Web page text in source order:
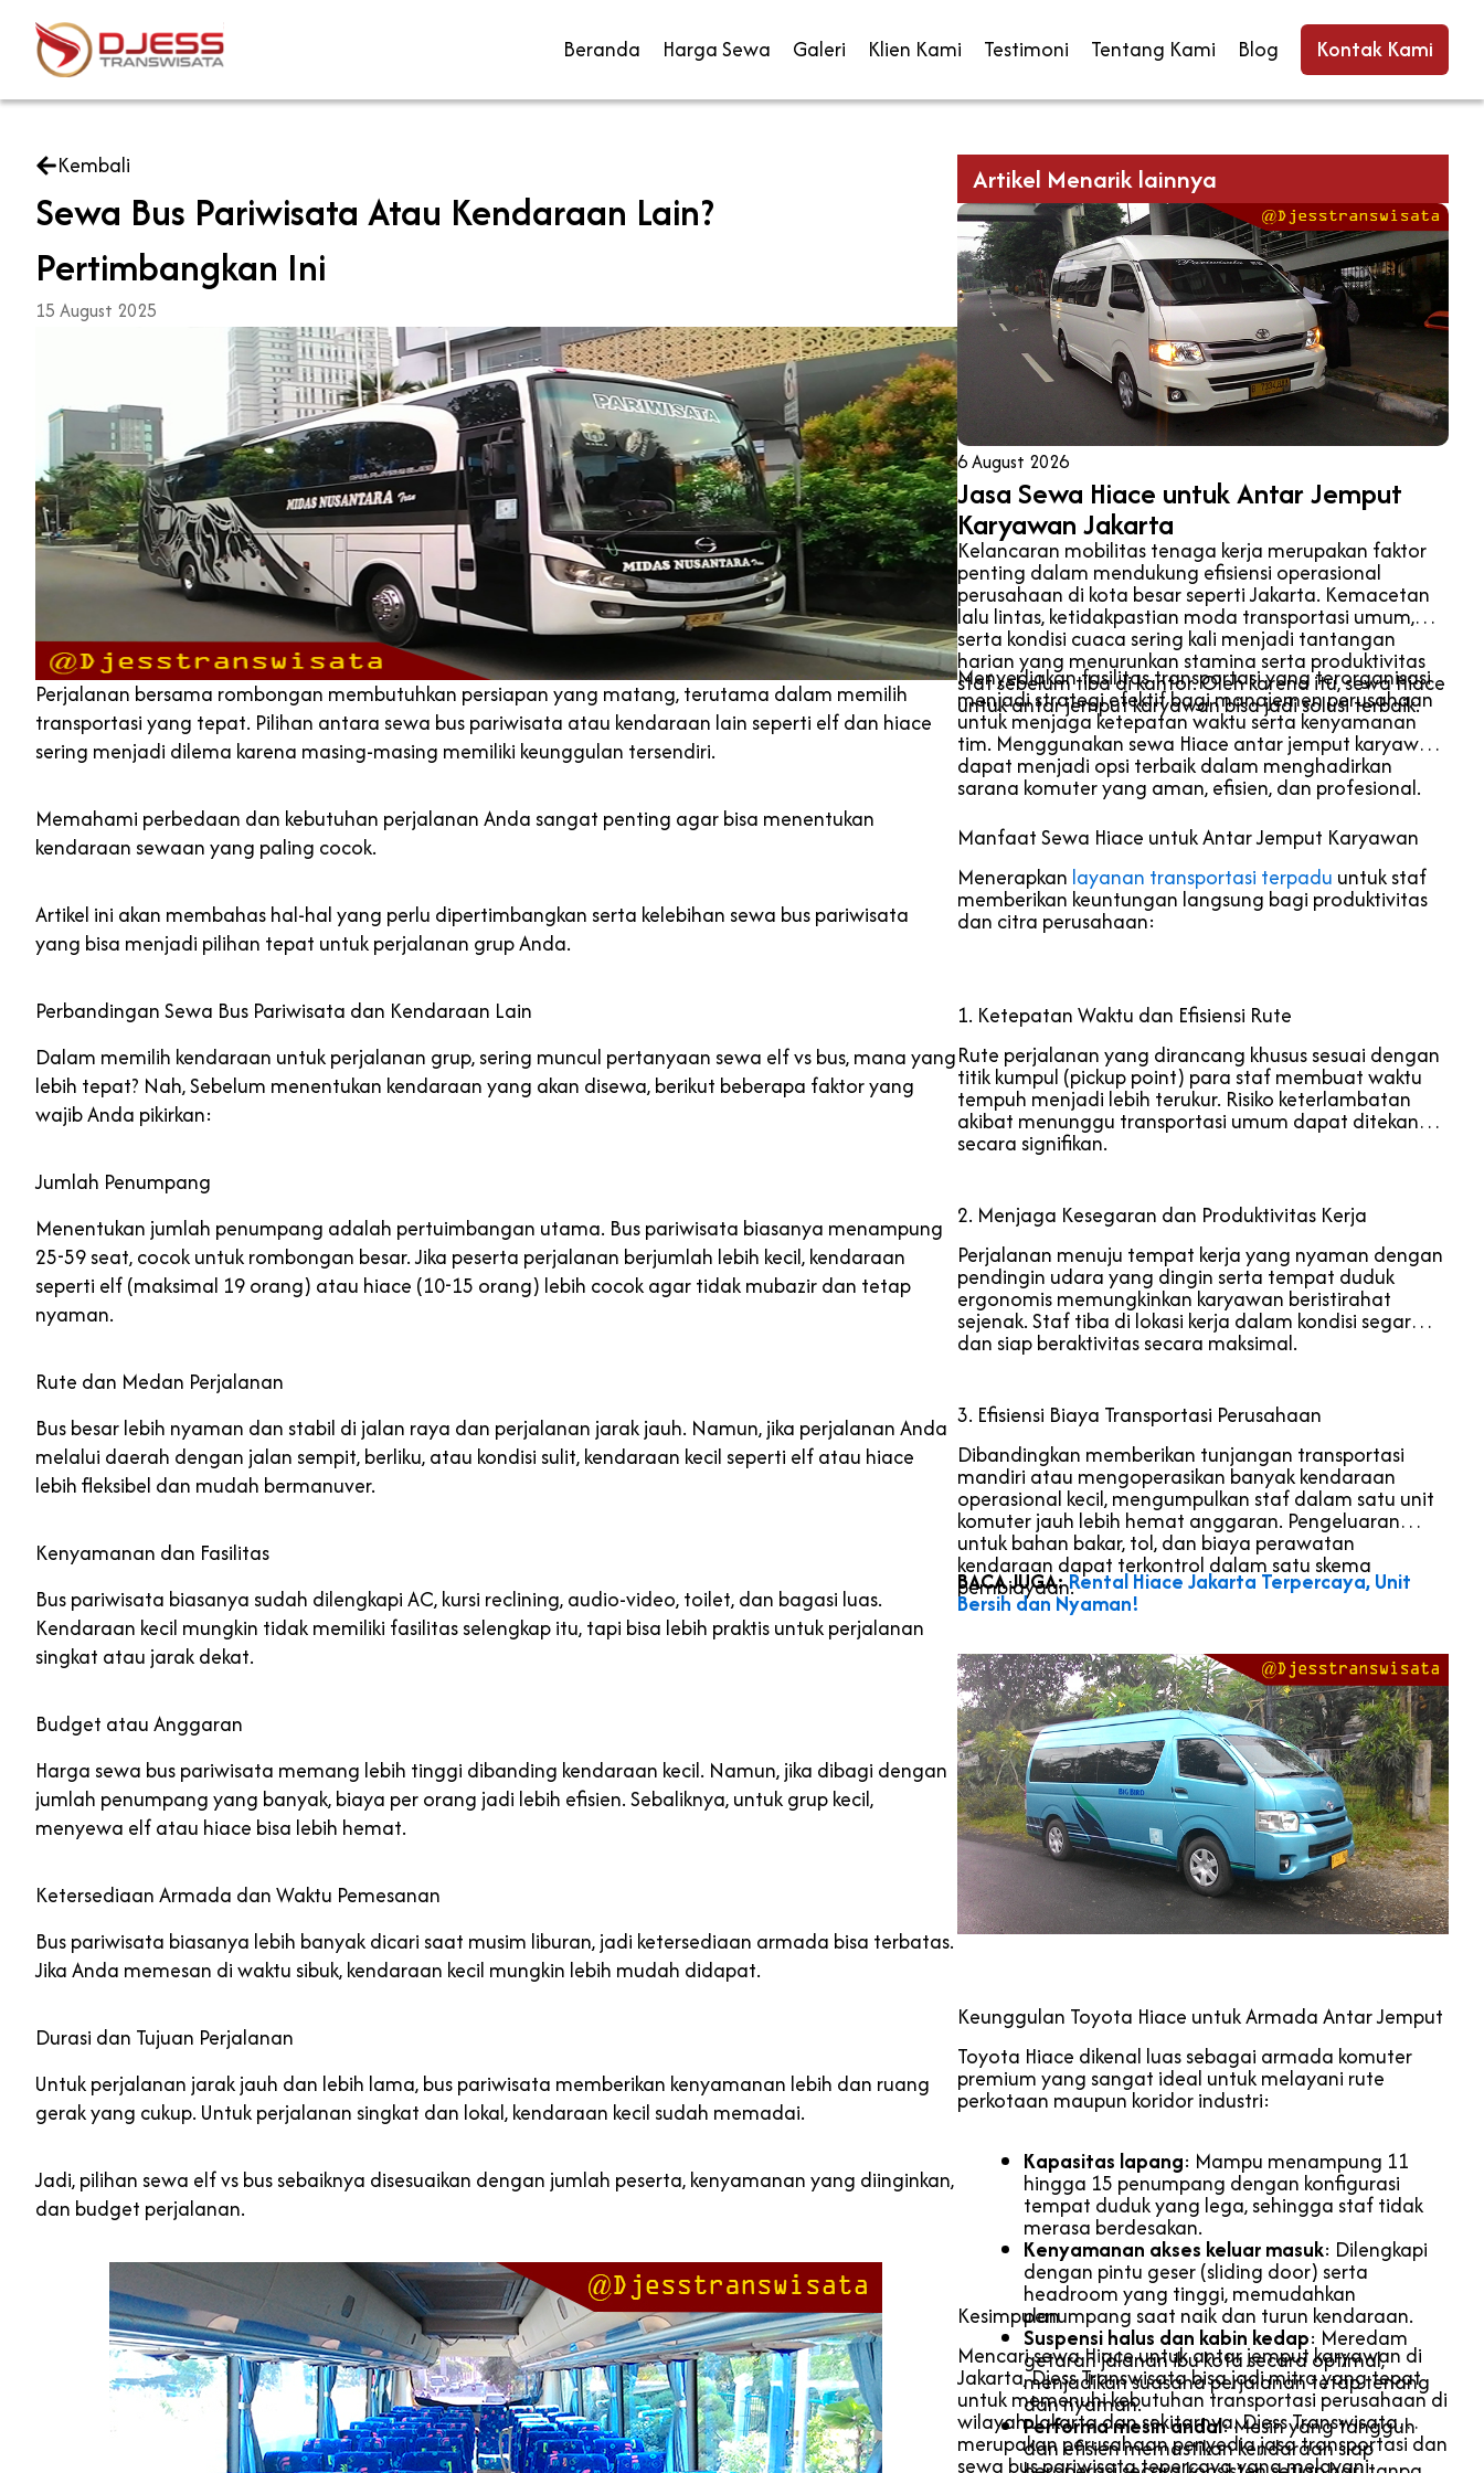
content
Beranda Harga Sewa Galeri Klien Kami Testimoni Tentang Kami Blog Kontak Kami
Kembali
Sewa Bus Pariwisata Atau Kendaraan Lain?
Pertimbangkan Ini
15 August 2025
Perjalanan bersama rombongan membutuhkan persiapan yang matang, terutama dalam memilih
transportasi yang tepat. Pilihan antara sewa bus pariwisata atau kendaraan lain seperti elf dan hiace
sering menjadi dilema karena masing-masing memiliki keunggulan tersendiri.
Memahami perbedaan dan kebutuhan perjalanan Anda sangat penting agar bisa menentukan
kendaraan sewaan yang paling cocok.
Artikel ini akan membahas hal-hal yang perlu dipertimbangkan serta kelebihan sewa bus pariwisata
yang bisa menjadi pilihan tepat untuk perjalanan grup Anda.
Perbandingan Sewa Bus Pariwisata dan Kendaraan Lain
Dalam memilih kendaraan untuk perjalanan grup, sering muncul pertanyaan sewa elf vs bus, mana yang
lebih tepat? Nah, Sebelum menentukan kendaraan yang akan disewa, berikut beberapa faktor yang
wajib Anda pikirkan:
Jumlah Penumpang
Menentukan jumlah penumpang adalah pertuimbangan utama. Bus pariwisata biasanya menampung
25-59 seat, cocok untuk rombongan besar. Jika peserta perjalanan berjumlah lebih kecil, kendaraan
seperti elf (maksimal 19 orang) atau hiace (10-15 orang) lebih cocok agar tidak mubazir dan tetap
nyaman.
Rute dan Medan Perjalanan
Bus besar lebih nyaman dan stabil di jalan raya dan perjalanan jarak jauh. Namun, jika perjalanan Anda
melalui daerah dengan jalan sempit, berliku, atau kondisi sulit, kendaraan kecil seperti elf atau hiace
lebih fleksibel dan mudah bermanuver.
Kenyamanan dan Fasilitas
Bus pariwisata biasanya sudah dilengkapi AC, kursi reclining, audio-video, toilet, dan bagasi luas.
Kendaraan kecil mungkin tidak memiliki fasilitas selengkap itu, tapi bisa lebih praktis untuk perjalanan
singkat atau jarak dekat.
Budget atau Anggaran
Harga sewa bus pariwisata memang lebih tinggi dibanding kendaraan kecil. Namun, jika dibagi dengan
jumlah penumpang yang banyak, biaya per orang jadi lebih efisien. Sebaliknya, untuk grup kecil,
menyewa elf atau hiace bisa lebih hemat.
Ketersediaan Armada dan Waktu Pemesanan
Bus pariwisata biasanya lebih banyak dicari saat musim liburan, jadi ketersediaan armada bisa terbatas.
Jika Anda memesan di waktu sibuk, kendaraan kecil mungkin lebih mudah didapat.
Durasi dan Tujuan Perjalanan
Untuk perjalanan jarak jauh dan lebih lama, bus pariwisata memberikan kenyamanan lebih dan ruang
gerak yang cukup. Untuk perjalanan singkat dan lokal, kendaraan kecil sudah memadai.
Jadi, pilihan sewa elf vs bus sebaiknya disesuaikan dengan jumlah peserta, kenyamanan yang diinginkan,
dan budget perjalanan.
Artikel Menarik lainnya
6 August 2026
Jasa Sewa Hiace untuk Antar Jemput
Karyawan Jakarta
Kelancaran mobilitas tenaga kerja merupakan faktor
penting dalam mendukung efisiensi operasional
perusahaan di kota besar seperti Jakarta. Kemacetan
lalu lintas, ketidakpastian moda transportasi umum,
serta kondisi cuaca sering kali menjadi tantangan
harian yang menurunkan stamina serta produktivitas
staf sebelum tiba di kantor. Oleh karena itu, sewa Hiace
untuk antar jemput karyawan bisa jadi solusi terbaik.
Menyediakan fasilitas transportasi yang terorganisasi
menjadi strategi efektif bagi manajemen perusahaan
untuk menjaga ketepatan waktu serta kenyamanan
tim. Menggunakan sewa Hiace antar jemput karyawan
dapat menjadi opsi terbaik dalam menghadirkan
sarana komuter yang aman, efisien, dan profesional.
Manfaat Sewa Hiace untuk Antar Jemput Karyawan
Menerapkan layanan transportasi terpadu untuk staf
memberikan keuntungan langsung bagi produktivitas
dan citra perusahaan:
1. Ketepatan Waktu dan Efisiensi Rute
Rute perjalanan yang dirancang khusus sesuai dengan
titik kumpul (pickup point) para staf membuat waktu
tempuh menjadi lebih terukur. Risiko keterlambatan
akibat menunggu transportasi umum dapat ditekan
secara signifikan.
2. Menjaga Kesegaran dan Produktivitas Kerja
Perjalanan menuju tempat kerja yang nyaman dengan
pendingin udara yang dingin serta tempat duduk
ergonomis memungkinkan karyawan beristirahat
sejenak. Staf tiba di lokasi kerja dalam kondisi segar
dan siap beraktivitas secara maksimal.
3. Efisiensi Biaya Transportasi Perusahaan
Dibandingkan memberikan tunjangan transportasi
mandiri atau mengoperasikan banyak kendaraan
operasional kecil, mengumpulkan staf dalam satu unit
komuter jauh lebih hemat anggaran. Pengeluaran
untuk bahan bakar, tol, dan biaya perawatan
kendaraan dapat terkontrol dalam satu skema
pembiayaan.
BACA JUGA:Rental Hiace Jakarta Terpercaya, Unit
Bersih dan Nyaman!
Keunggulan Toyota Hiace untuk Armada Antar Jemput
Toyota Hiace dikenal luas sebagai armada komuter
premium yang sangat ideal untuk melayani rute
perkotaan maupun koridor industri:
Kapasitas lapang: Mampu menampung 11
hingga 15 penumpang dengan konfigurasi
tempat duduk yang lega, sehingga staf tidak
merasa berdesakan.
Kenyamanan akses keluar masuk: Dilengkapi
dengan pintu geser (sliding door) serta
headroom yang tinggi, memudahkan
penumpang saat naik dan turun kendaraan.
Suspensi halus dan kabin kedap: Meredam
getaran jalanan ibu kota secara optimal,
menjadikan suasana perjalanan tetap tenang
dan nyaman.
Performa mesin andal: Mesin yang tangguh
dan efisien memastikan kendaraan siap
Kesimpulan
Mencari sewa Hiace untuk antar jemput karyawan di
Jakarta, Djess Transwisata bisa jadi mitra yang tepat
untuk memenuhi kebutuhan transportasi perusahaan di
wilayah Jakarta dan sekitarnya. Djess Transwisata
merupakan perusahaan penyedia jasa transportasi dan
sewa bus pariwisata tepercaya yang melayani